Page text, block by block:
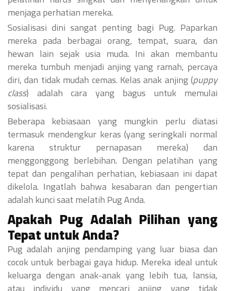
menjaga perhatian mereka.
Sosialisasi dini sangat penting bagi Pug. Paparkan
mereka pada berbagai orang, tempat, suara, dan
hewan lain sejak usia muda. Ini akan membantu
mereka tumbuh menjadi anjing yang ramah, percaya
diri, dan tidak mudah cemas. Kelas anak anjing (puppy
class) adalah cara yang bagus untuk memulai
sosialisasi.
Beberapa kebiasaan yang mungkin perlu diatasi
termasuk mendengkur keras (yang seringkali normal
karena struktur pernapasan mereka) dan
menggonggong berlebihan. Dengan pelatihan yang
tepat dan pengalihan perhatian, kebiasaan ini dapat
dikelola. Ingatlah bahwa kesabaran dan pengertian
adalah kunci saat melatih Pug Anda.
Apakah Pug Adalah Pilihan yang
Tepat untuk Anda?
Pug adalah anjing pendamping yang luar biasa dan
cocok untuk berbagai gaya hidup. Mereka ideal untuk
keluarga dengan anak-anak yang lebih tua, lansia,